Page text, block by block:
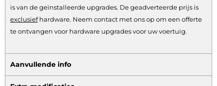
is van de geïnstalleerde upgrades. De geadverteerde prijs is
exclusiefhardware. Neem contact met ons op om een offerte
te ontvangen voor hardware upgrades voor uw voertuig.
Aanvullende info